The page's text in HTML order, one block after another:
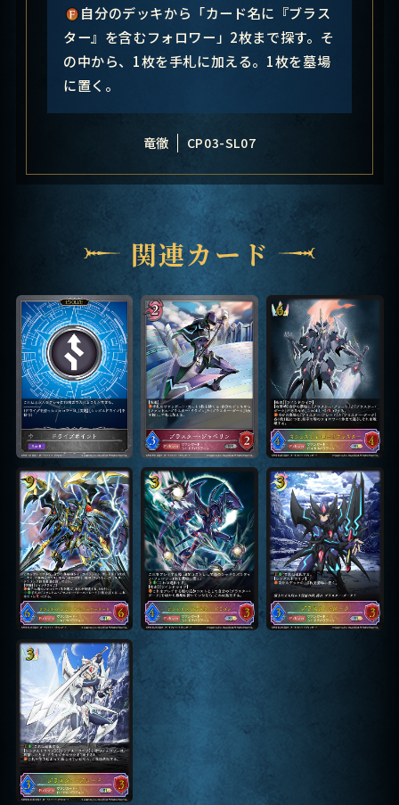
自分のデッキから「カード名に『ブラス
ター』を含むフォロワー」2枚まで探す。そ
の中から、1枚を手札に加える。1枚を墓場
に置く。
竜徹 CP03-SL07
関連カード